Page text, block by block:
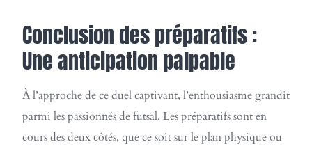
Conclusion des préparatifs :
Une anticipation palpable
À l’approche de ce duel captivant, l’enthousiasme grandit
parmi les passionnés de futsal. Les préparatifs sont en
cours des deux côtés, que ce soit sur le plan physique ou